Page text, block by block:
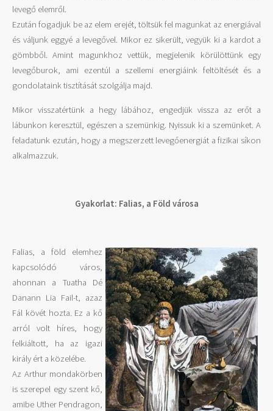
levegő elemről.
Ezután fogadjuk be az elem erejét, töltsük fel magunkat az energiával
és váljunk eggyé a levegővel. Mikor ez sikerült, vegyük ki a kardot a
gömbből. Amint magunkhoz vettük, megjelenik körülöttünk egy
levegőburok, ami ezentúl a szellemi energiáink feltöltését és a
gondolataink tisztítását szolgálja majd.
Mikor visszatértünk a hegy lábához, engedjük vissza az erőt a
lábunkon keresztül, egészen a szemünkig. Nyissuk ki a szemünket. A
feladatunk ezután, hogy a megszerzett levegőenergiát a fizikai síkon
alkalmazzuk.
Gyakorlat: Falias, a Föld városa
Falias, a föld elemhez
kapcsolódó város,
ahonnan a Tuatha Dé
Danann Lia Fail-t, azaz
Fál kövét hozta. Ez a kő
arról volt híres, hogy
felkiáltott, ha az igazi
király ért a közelébe.
Az Arthur mondakörben
is szerepel egy szent kő,
amibe Uther Pendragon,